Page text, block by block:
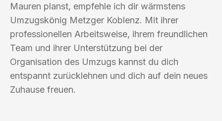
Mauren planst, empfehle ich dir wärmstens
Umzugskönig Metzger Koblenz. Mit ihrer
professionellen Arbeitsweise, ihrem freundlichen
Team und ihrer Unterstützung bei der
Organisation des Umzugs kannst du dich
entspannt zurücklehnen und dich auf dein neues
Zuhause freuen.